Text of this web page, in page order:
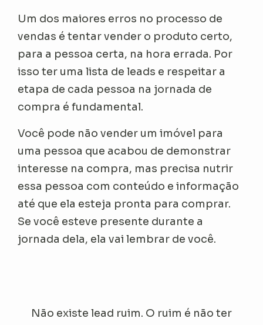
Um dos maiores erros no processo de
vendas é tentar vender o produto certo,
para a pessoa certa, na hora errada. Por
isso ter uma lista de leads e respeitar a
etapa de cada pessoa na jornada de
compra é fundamental.
Você pode não vender um imóvel para
uma pessoa que acabou de demonstrar
interesse na compra, mas precisa nutrir
essa pessoa com conteúdo e informação
até que ela esteja pronta para comprar.
Se você esteve presente durante a
jornada dela, ela vai lembrar de você.
Não existe lead ruim. O ruim é não ter